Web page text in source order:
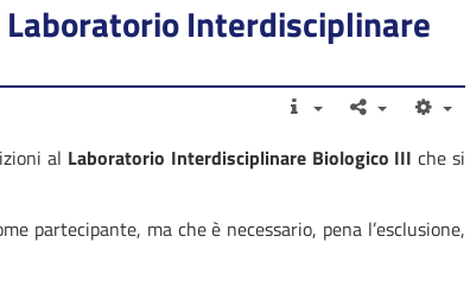
Laboratorio Interdisciplinare
al Laboratorio Interdisciplinare Biologico III che si
partecipante, ma che è necessario, pena l’esclusione,